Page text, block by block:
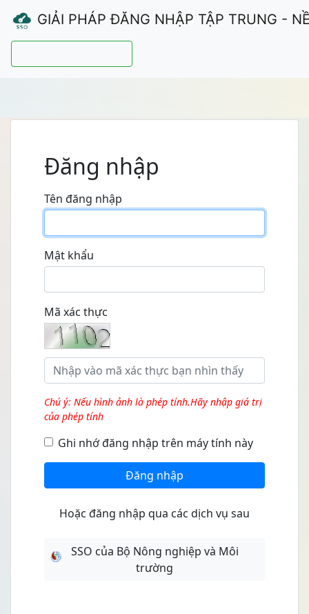
GIẢI PHÁP ĐĂNG NHẬP TẬP TRUNG -
Đăng nhập
Tên đăng nhập
Mật khẩu
Mã xác thực
Chú ý: Nếu hình ảnh là phép tính.Hãy nhập giá trị
của phép tính
Ghi nhớ đăng nhập trên máy tính này
Đăng nhập
Hoặc đăng nhập qua các dịch vụ sau
SSO của Bộ Nông nghiệp và Môi
trường